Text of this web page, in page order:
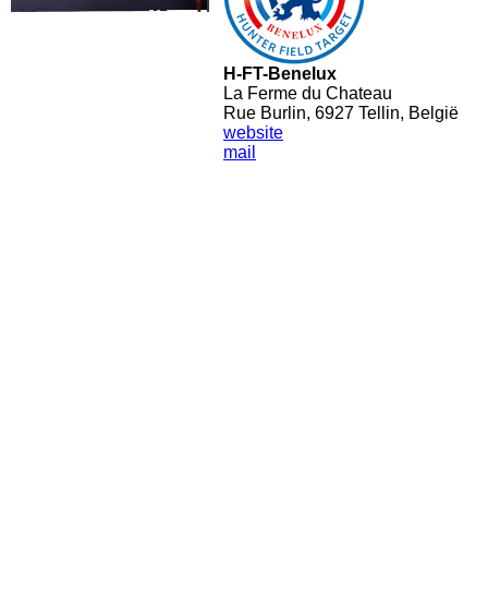
H-FT-Benelux
La Ferme du Chateau
Rue Burlin, 6927 Tellin, België
website
mail